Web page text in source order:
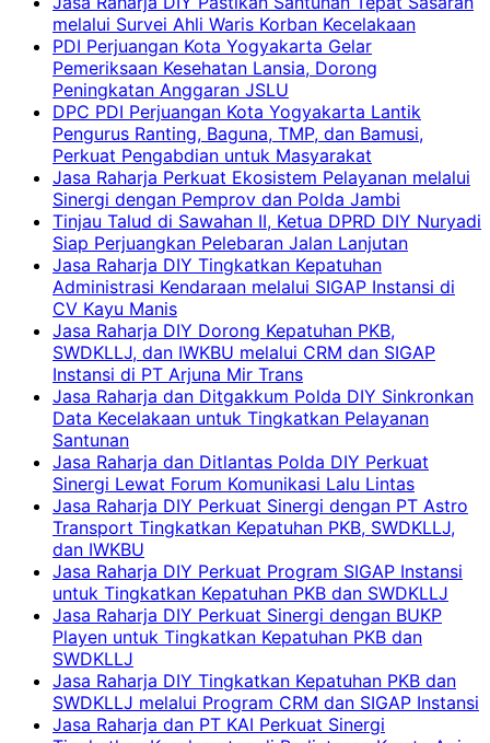
melalui Survei Ahli Waris Korban Kecelakaan
PDI Perjuangan Kota Yogyakarta Gelar
Pemeriksaan Kesehatan Lansia, Dorong
Peningkatan Anggaran JSLU
DPC PDI Perjuangan Kota Yogyakarta Lantik
Pengurus Ranting, Baguna, TMP, dan Bamusi,
Perkuat Pengabdian untuk Masyarakat
Jasa Raharja Perkuat Ekosistem Pelayanan melalui
Sinergi dengan Pemprov dan Polda Jambi
Tinjau Talud di Sawahan II, Ketua DPRD DIY Nuryadi
Siap Perjuangkan Pelebaran Jalan Lanjutan
Jasa Raharja DIY Tingkatkan Kepatuhan
Administrasi Kendaraan melalui SIGAP Instansi di
CV Kayu Manis
Jasa Raharja DIY Dorong Kepatuhan PKB,
SWDKLLJ, dan IWKBU melalui CRM dan SIGAP
Instansi di PT Arjuna Mir Trans
Jasa Raharja dan Ditgakkum Polda DIY Sinkronkan
Data Kecelakaan untuk Tingkatkan Pelayanan
Santunan
Jasa Raharja dan Ditlantas Polda DIY Perkuat
Sinergi Lewat Forum Komunikasi Lalu Lintas
Jasa Raharja DIY Perkuat Sinergi dengan PT Astro
Transport Tingkatkan Kepatuhan PKB, SWDKLLJ,
dan IWKBU
Jasa Raharja DIY Perkuat Program SIGAP Instansi
untuk Tingkatkan Kepatuhan PKB dan SWDKLLJ
Jasa Raharja DIY Perkuat Sinergi dengan BUKP
Playen untuk Tingkatkan Kepatuhan PKB dan
SWDKLLJ
Jasa Raharja DIY Tingkatkan Kepatuhan PKB dan
SWDKLLJ melalui Program CRM dan SIGAP Instansi
Jasa Raharja dan PT KAI Perkuat Sinergi